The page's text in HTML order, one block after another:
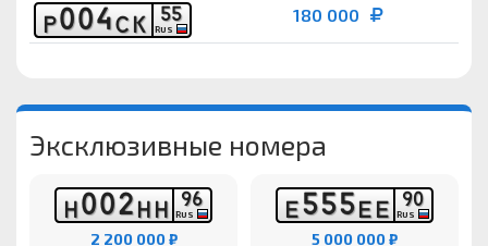
Р004СК 55
RUS
180 000
Эксклюзивные номера
Н002НН 96
RUS
2 200 000 ₽
Е555ЕЕ 90
RUS
5 000 000 ₽